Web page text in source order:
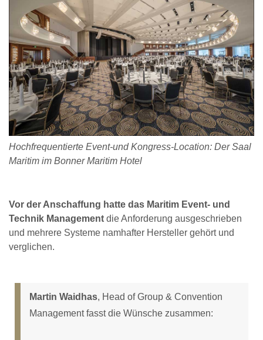
Hochfrequentierte Event-und Kongress-Location: Der Saal
Maritim im Bonner Maritim Hotel
Vor der Anschaffung hatte das Maritim Event- und
Technik Management die Anforderung ausgeschrieben
und mehrere Systeme namhafter Hersteller gehört und
verglichen.
Martin Waidhas, Head of Group & Convention
Management fasst die Wünsche zusammen: